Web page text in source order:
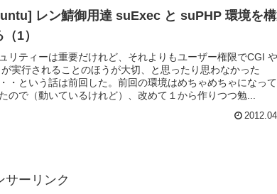
レン鯖御用達 suExec と suPHP 環境を
1）
リティーは重要だけれど、それよりもユーザー権限でCGI や
実行されることのほうが大切、と思ったり思わなかった
・という話は前回した。前回の環境はめちゃめちゃになっ
ので（動いているけれど）、改めて１から作りつつ勉...
サーリンク